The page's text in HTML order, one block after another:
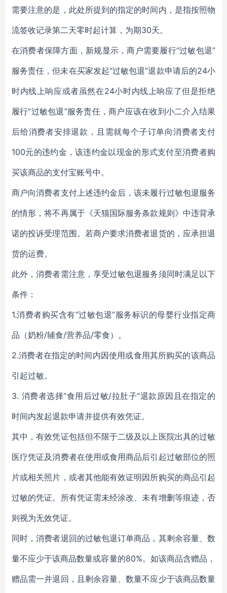
需要注意的是，此处所提到的指定的时间内，是指按照物
流签收记录第二天零时起计算，为期30天。
在消费者保障方面，新规显示，商户需要履行“过敏包退”
服务责任，但未在买家发起“过敏包退”退款申请后的24小
时内线上响应或者虽然在24小时内线上响应了但是拒绝
履行“过敏包退”服务责任，商户应该在收到小二介入结果
后给消费者安排退款，且需就每个子订单向消费者支付
100元的违约金，该违约金以现金的形式支付至消费者购
买该商品的支付宝账号中。
商户向消费者支付上述违约金后，该未履行过敏包退服务
的情形，将不再属于《天猫国际服务条款规则》中违背承
诺的投诉受理范围。若商户要求消费者退货的，应承担退
货的运费。
此外，消费者需注意，享受过敏包退服务须同时满足以下
条件：
1.消费者购买含有“过敏包退”服务标识的母婴行业指定商
品（奶粉/辅食/营养品/零食）。
2.消费者在指定的时间内因使用或食用其所购买的该商品
引起过敏。
3. 消费者选择“食用后过敏/拉肚子”退款原因且在指定的
时间内发起退款申请并提供有效凭证。
其中，有效凭证包括但不限于二级及以上医院出具的过敏
医疗凭证及消费者在使用或食用商品后引起过敏部位的照
片或相关照片，或者其他能有效证明因所购买的商品引起
过敏的凭证。所有凭证需未经涂改、未有增删等痕迹，否
则视为无效凭证。
同时，消费者退回的过敏包退订单商品，其剩余容量、数
量不应少于该商品数量或容量的80%。如该商品含赠品，
赠品需一并退回，且剩余容量、数量不应少于该商品数量